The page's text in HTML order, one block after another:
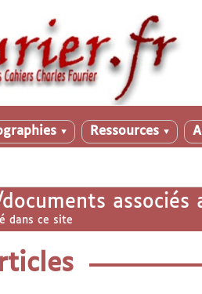
▼ Ressources ▼
associés
dans ce site